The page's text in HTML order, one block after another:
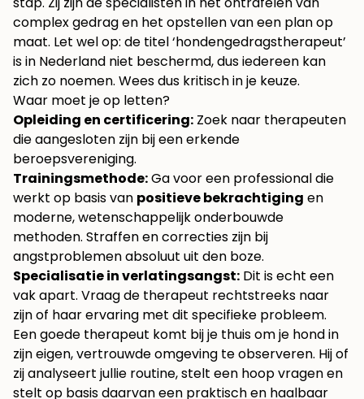
complex gedrag en het opstellen van een plan op
maat. Let wel op: de titel ‘hondengedragstherapeut’
is in Nederland niet beschermd, dus iedereen kan
zich zo noemen. Wees dus kritisch in je keuze.
Waar moet je op letten?
Opleiding en certificering: Zoek naar therapeuten
die aangesloten zijn bij een erkende
beroepsvereniging.
Trainingsmethode:Ga voor een professional die
werkt op basis van positieve bekrachtiging en
moderne, wetenschappelijk onderbouwde
methoden. Straffen en correcties zijn bij
angstproblemen absoluut uit den boze.
Specialisatie in verlatingsangst: Dit is echt een
vak apart. Vraag de therapeut rechtstreeks naar
zijn of haar ervaring met dit specifieke probleem.
Een goede therapeut komt bij je thuis om je hond in
zijn eigen, vertrouwde omgeving te observeren. Hij of
zij analyseert jullie routine, stelt een hoop vragen en
stelt op basis daarvan een praktisch en haalbaar